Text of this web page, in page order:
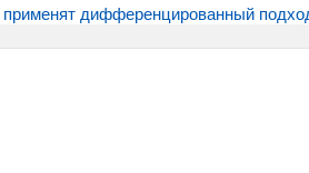
дифференцированный